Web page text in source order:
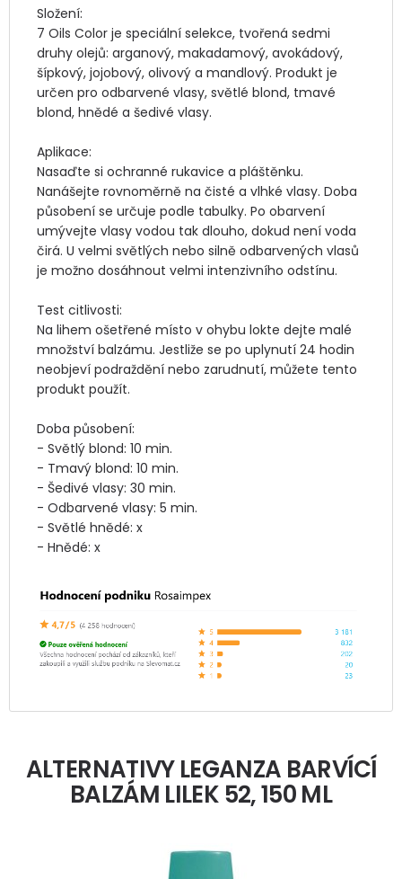
Složení:
7 Oils Color je speciální selekce, tvořená sedmi
druhy olejů: arganový, makadamový, avokádový,
šípkový, jojobový, olivový a mandlový. Produkt je
určen pro odbarvené vlasy, světlé blond, tmavé
blond, hnědé a šedivé vlasy.
Aplikace:
Nasaďte si ochranné rukavice a pláštěnku.
Nanášejte rovnoměrně na čisté a vlhké vlasy. Doba
působení se určuje podle tabulky. Po obarvení
umývejte vlasy vodou tak dlouho, dokud není voda
čirá. U velmi světlých nebo silně odbarvených vlasů
je možno dosáhnout velmi intenzivního odstínu.
Test citlivosti:
Na lihem ošetřené místo v ohybu lokte dejte malé
množství balzámu. Jestliže se po uplynutí 24 hodin
neobjeví podraždění nebo zarudnutí, můžete tento
produkt použít.
Doba působení:
- Světlý blond: 10 min.
- Tmavý blond: 10 min.
- Šedivé vlasy: 30 min.
- Odbarvené vlasy: 5 min.
- Světlé hnědé: x
ALTERNATIVY LEGANZA BARVÍCÍ
BALZÁM LILEK 52, 150 ML